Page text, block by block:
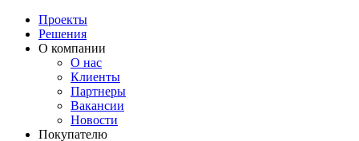
Проекты
Решения
О компании
О нас
Клиенты
Партнеры
Вакансии
Новости
Покупателю